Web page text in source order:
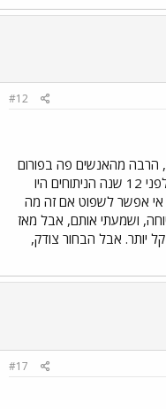
#12
הרבה מהאנשים פה בפורום
עם הניתוח רק בחיתוליו, ואל תשכחו שלפני 12 שנה הניתוחים היו
אי אפשר לשפוט אם זה מה
ושמעתי אותם, אבל מאז
יותר. אבל הבחור צודק,
#17